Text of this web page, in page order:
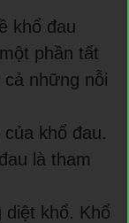
khổ đau
phần tất
những nỗi
khổ đau.
là tham
diệt khổ. Khổ